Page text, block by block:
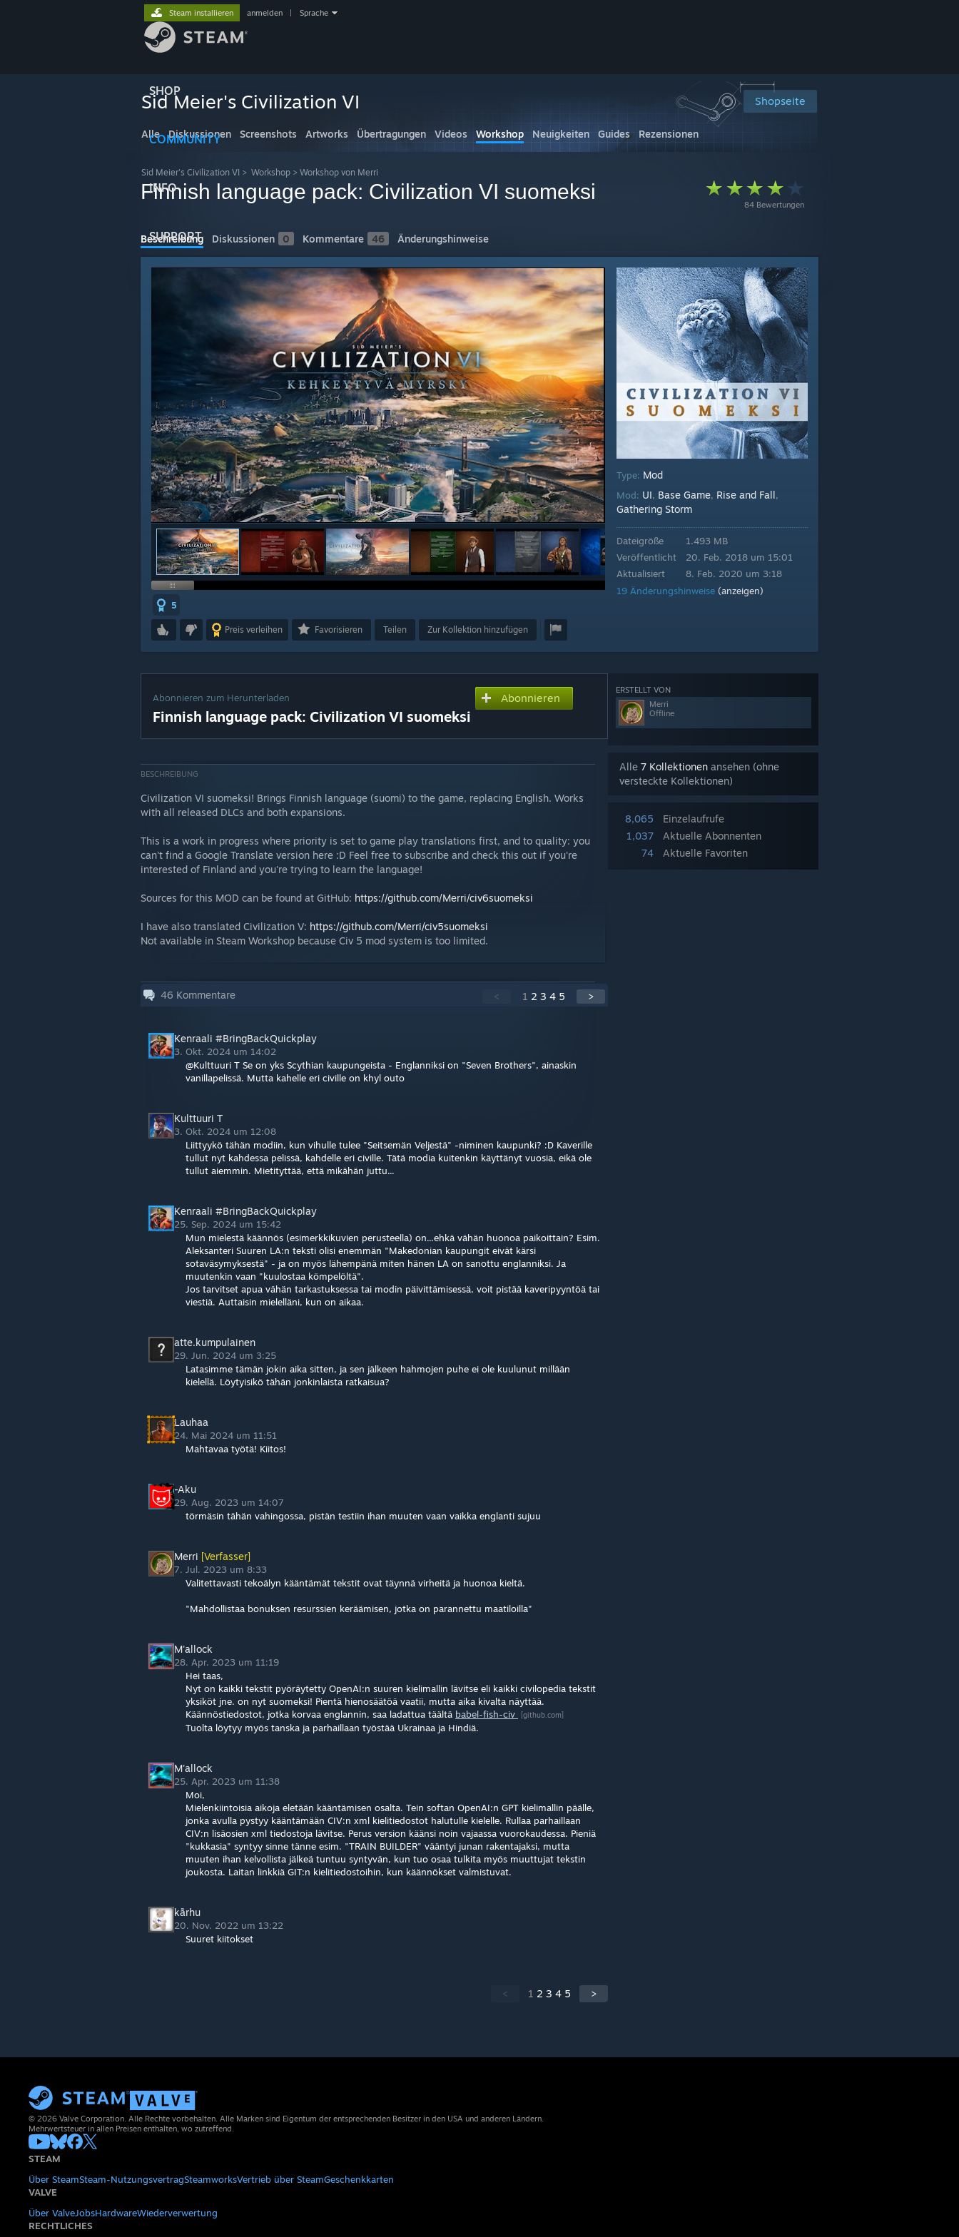
SHOP
COMMUNITY
INFO
SUPPORT
Steam installieren anmelden Sprache
Shopseite
Sid Meier's Civilization VI
Alle Diskussionen Screenshots Artworks Übertragungen Videos Workshop Neuigkeiten Guides Rezensionen
Sid Meier's Civilization VI > Workshop > Workshop von Merri
84 Bewertungen
Finnish language pack: Civilization VI suomeksi
Beschreibung Diskussionen 0 Kommentare 46 Änderungshinweise
5
Preis verleihen Favorisieren Teilen Zur Kollektion hinzufügen
Type: Mod
Mod: UI, Base Game, Rise and Fall,
Gathering Storm
Dateigröße
Veröffentlicht
Aktualisiert
1.493 MB
20. Feb. 2018 um 15:01
8. Feb. 2020 um 3:18
19 Änderungshinweise (anzeigen)
ERSTELLT VON
Merri
Offline
Alle 7 Kollektionen ansehen (ohne
versteckte Kollektionen)
8,065
Einzelaufrufe
1,037
Aktuelle Abonnenten
74
Aktuelle Favoriten
Abonnieren zum Herunterladen
Finnish language pack: Civilization VI suomeksi
Abonnieren
BESCHREIBUNG
Civilization VI suomeksi! Brings Finnish language (suomi) to the game, replacing English. Works
with all released DLCs and both expansions.
This is a work in progress where priority is set to game play translations first, and to quality: you
can't find a Google Translate version here :D Feel free to subscribe and check this out if you're
interested of Finland and you're trying to learn the language!
Sources for this MOD can be found at GitHub: https://github.com/Merri/civ6suomeksi
I have also translated Civilization V: https://github.com/Merri/civ5suomeksi
Not available in Steam Workshop because Civ 5 mod system is too limited.
46 Kommentare < 1 2 3 4 5 >
Kenraali #BringBackQuickplay
3. Okt. 2024 um 14:02
@Kulttuuri T Se on yks Scythian kaupungeista - Englanniksi on "Seven Brothers", ainaskin
vanillapelissä. Mutta kahelle eri civille on khyl outo
Kulttuuri T
3. Okt. 2024 um 12:08
Liittyykö tähän modiin, kun vihulle tulee "Seitsemän Veljestä" -niminen kaupunki? :D Kaverille
tullut nyt kahdessa pelissä, kahdelle eri civille. Tätä modia kuitenkin käyttänyt vuosia, eikä ole
tullut aiemmin. Mietityttää, että mikähän juttu...
Kenraali #BringBackQuickplay
25. Sep. 2024 um 15:42
Mun mielestä käännös (esimerkkikuvien perusteella) on...ehkä vähän huonoa paikoittain? Esim.
Aleksanteri Suuren LA:n teksti olisi enemmän "Makedonian kaupungit eivät kärsi
sotaväsymyksestä" - ja on myös lähempänä miten hänen LA on sanottu englanniksi. Ja
muutenkin vaan "kuulostaa kömpelöltä".
Jos tarvitset apua vähän tarkastuksessa tai modin päivittämisessä, voit pistää kaveripyyntöä tai
viestiä. Auttaisin mielelläni, kun on aikaa.
atte.kumpulainen
29. Jun. 2024 um 3:25
Latasimme tämän jokin aika sitten, ja sen jälkeen hahmojen puhe ei ole kuulunut millään
kielellä. Löytyisikö tähän jonkinlaista ratkaisua?
Lauhaa
24. Mai 2024 um 11:51
Mahtavaa työtä! Kiitos!
-Aku
29. Aug. 2023 um 14:07
törmäsin tähän vahingossa, pistän testiin ihan muuten vaan vaikka englanti sujuu
Merri [Verfasser]
7. Jul. 2023 um 8:33
Valitettavasti tekoälyn kääntämät tekstit ovat täynnä virheitä ja huonoa kieltä.
"Mahdollistaa bonuksen resurssien keräämisen, jotka on parannettu maatiloilla"
M'allock
28. Apr. 2023 um 11:19
Hei taas,
Nyt on kaikki tekstit pyöräytetty OpenAI:n suuren kielimallin lävitse eli kaikki civilopedia tekstit
yksiköt jne. on nyt suomeksi! Pientä hienosäätöä vaatii, mutta aika kivalta näyttää.
Käännöstiedostot, jotka korvaa englannin, saa ladattua täältä babel-fish-civ [github.com]
Tuolta löytyy myös tanska ja parhaillaan työstää Ukrainaa ja Hindiä.
M'allock
25. Apr. 2023 um 11:38
Moi,
Mielenkiintoisia aikoja eletään kääntämisen osalta. Tein softan OpenAI:n GPT kielimallin päälle,
jonka avulla pystyy kääntämään CIV:n xml kielitiedostot halutulle kielelle. Rullaa parhaillaan
CIV:n lisäosien xml tiedostoja lävitse. Perus version käänsi noin vajaassa vuorokaudessa. Pieniä
"kukkasia" syntyy sinne tänne esim. "TRAIN BUILDER" vääntyi junan rakentajaksi, mutta
muuten ihan kelvollista jälkeä tuntuu syntyvän, kun tuo osaa tulkita myös muuttujat tekstin
joukosta. Laitan linkkiä GIT:n kielitiedostoihin, kun käännökset valmistuvat.
kãrhu
20. Nov. 2022 um 13:22
Suuret kiitokset
< 1 2 3 4 5 >
© 2026 Valve Corporation. Alle Rechte vorbehalten. Alle Marken sind Eigentum der entsprechenden Besitzer in den USA und anderen Ländern.
Mehrwertsteuer in allen Preisen enthalten, wo zutreffend.
STEAM
Über SteamSteam-NutzungsvertragSteamworksVertrieb über SteamGeschenkkarten
VALVE
Über ValveJobsHardwareWiederverwertung
RECHTLICHES